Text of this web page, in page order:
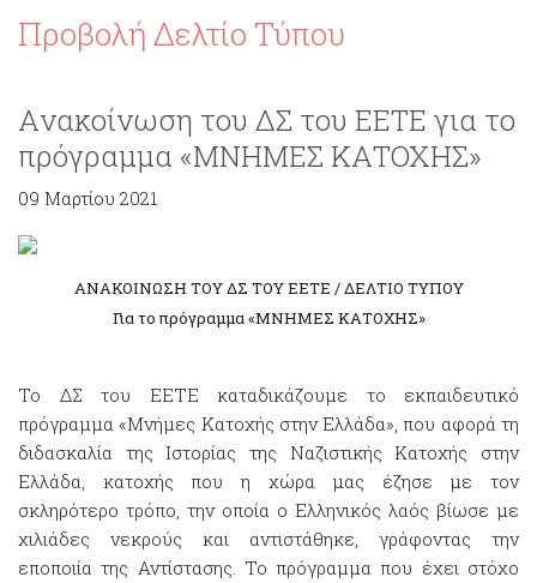
Προβολή Δελτίο Τύπου
Aνακοίνωση του ΔΣ του ΕΕΤΕ για το
πρόγραμμα «ΜΝΗΜΕΣ ΚΑΤΟΧΗΣ»
09 Μαρτίου 2021
ΑΝΑΚΟΙΝΩΣΗ ΤΟΥ ΔΣ ΤΟΥ ΕΕΤΕ / ΔΕΛΤΙΟ ΤΥΠΟΥ
Για το πρόγραμμα «ΜΝΗΜΕΣ ΚΑΤΟΧΗΣ»
Το ΔΣ του ΕΕΤΕ καταδικάζουμε το εκπαιδευτικό
πρόγραμμα «Μνήμες Κατοχής στην Ελλάδα», που αφορά τη
διδασκαλία της Ιστορίας της Ναζιστικής Κατοχής στην
Ελλάδα, κατοχής που η χώρα μας έζησε με τον
σκληρότερο τρόπο, την οποία ο Ελληνικός λαός βίωσε με
χιλιάδες νεκρούς και αντιστάθηκε, γράφοντας την
εποποιία της Αντίστασης. Το πρόγραμμα που έχει στόχο